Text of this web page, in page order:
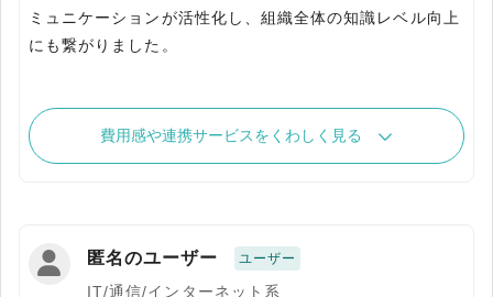
ミュニケーションが活性化し、組織全体の知識レベル向上
にも繋がりました。
費用感や連携サービスをくわしく見る
匿名のユーザー ユーザー
IT/通信/インターネット系